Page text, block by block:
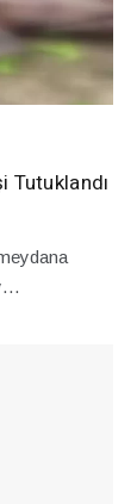
Tutuklandı